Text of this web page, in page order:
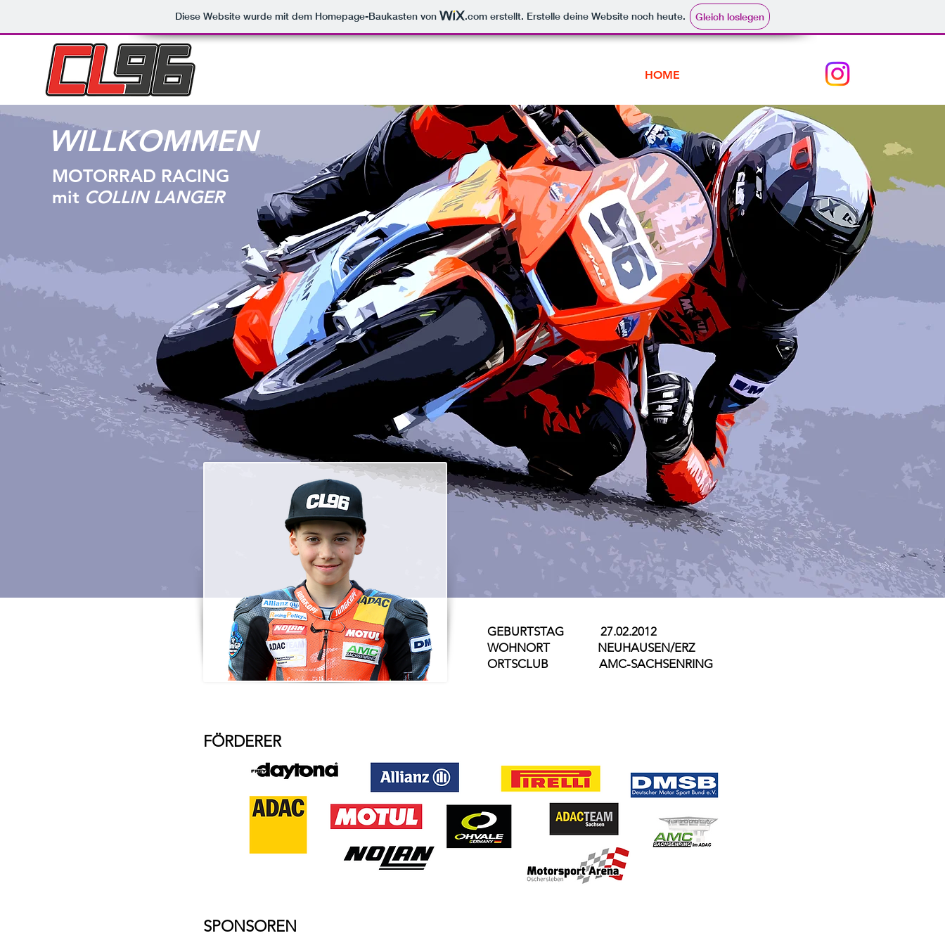
Diese Website wurde mit dem Homepage-Baukasten von .com erstellt. Erstelle deine Website noch heute. Gleich loslegen
HOME
WILLKOMMEN
MOTORRAD RACING
mit COLLIN LANGER
GEBURTSTAG 27.02.2012
WOHNORT NEUHAUSEN/ERZ
ORTSCLUB AMC-SACHSENRING
FÖRDERER
SPONSOREN